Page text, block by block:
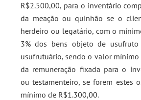
R$2.500,00, para o inventário
da meação ou quinhão se o
herdeiro ou legatário, com o
3% dos bens objeto de
usufrutuário, sendo o valor mínimo
da remuneração fixada para o
ou testamenteiro, se forem estes
mínimo de R$1.300,00.